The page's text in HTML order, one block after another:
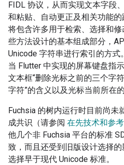
FIDL 协议，从而实现文本字段
和粘贴、自动更正及相关功能
将包含许多用于检索、选择和
些方法设计的基本组成部分，
Unicode 字符串进行索引的方
当 Flutter 中实现的屏幕键盘指
文本框“删除光标之前的三个字
字符”的含义以及光标当前所在
Fuchsia 的树内运行时目前尚未
成共识（请参阅 在先技术和参
他几个非 Fuchsia 平台的标准
致，而且还受到旧版设计选择
选择早于现代 Unicode 标准。